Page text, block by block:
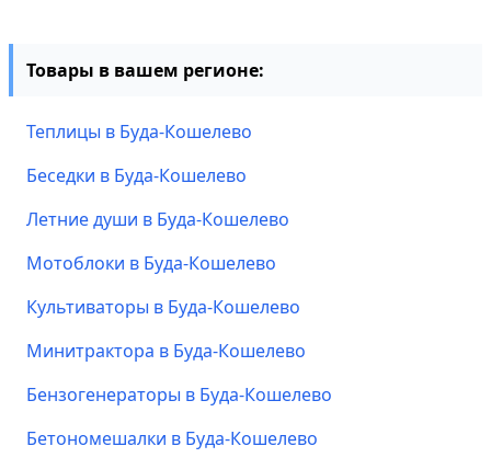
Товары в вашем регионе:
Теплицы в Буда-Кошелево
Беседки в Буда-Кошелево
Летние души в Буда-Кошелево
Мотоблоки в Буда-Кошелево
Культиваторы в Буда-Кошелево
Минитрактора в Буда-Кошелево
Бензогенераторы в Буда-Кошелево
Бетономешалки в Буда-Кошелево